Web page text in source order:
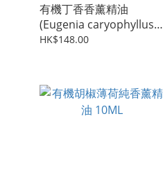
有機丁香香薰精油
(Eugenia caryophyllus) -
10ML
HK$148.00